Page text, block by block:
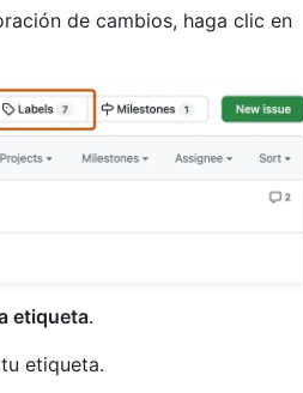
de cambios, haga clic en
etiqueta.
etiqueta.